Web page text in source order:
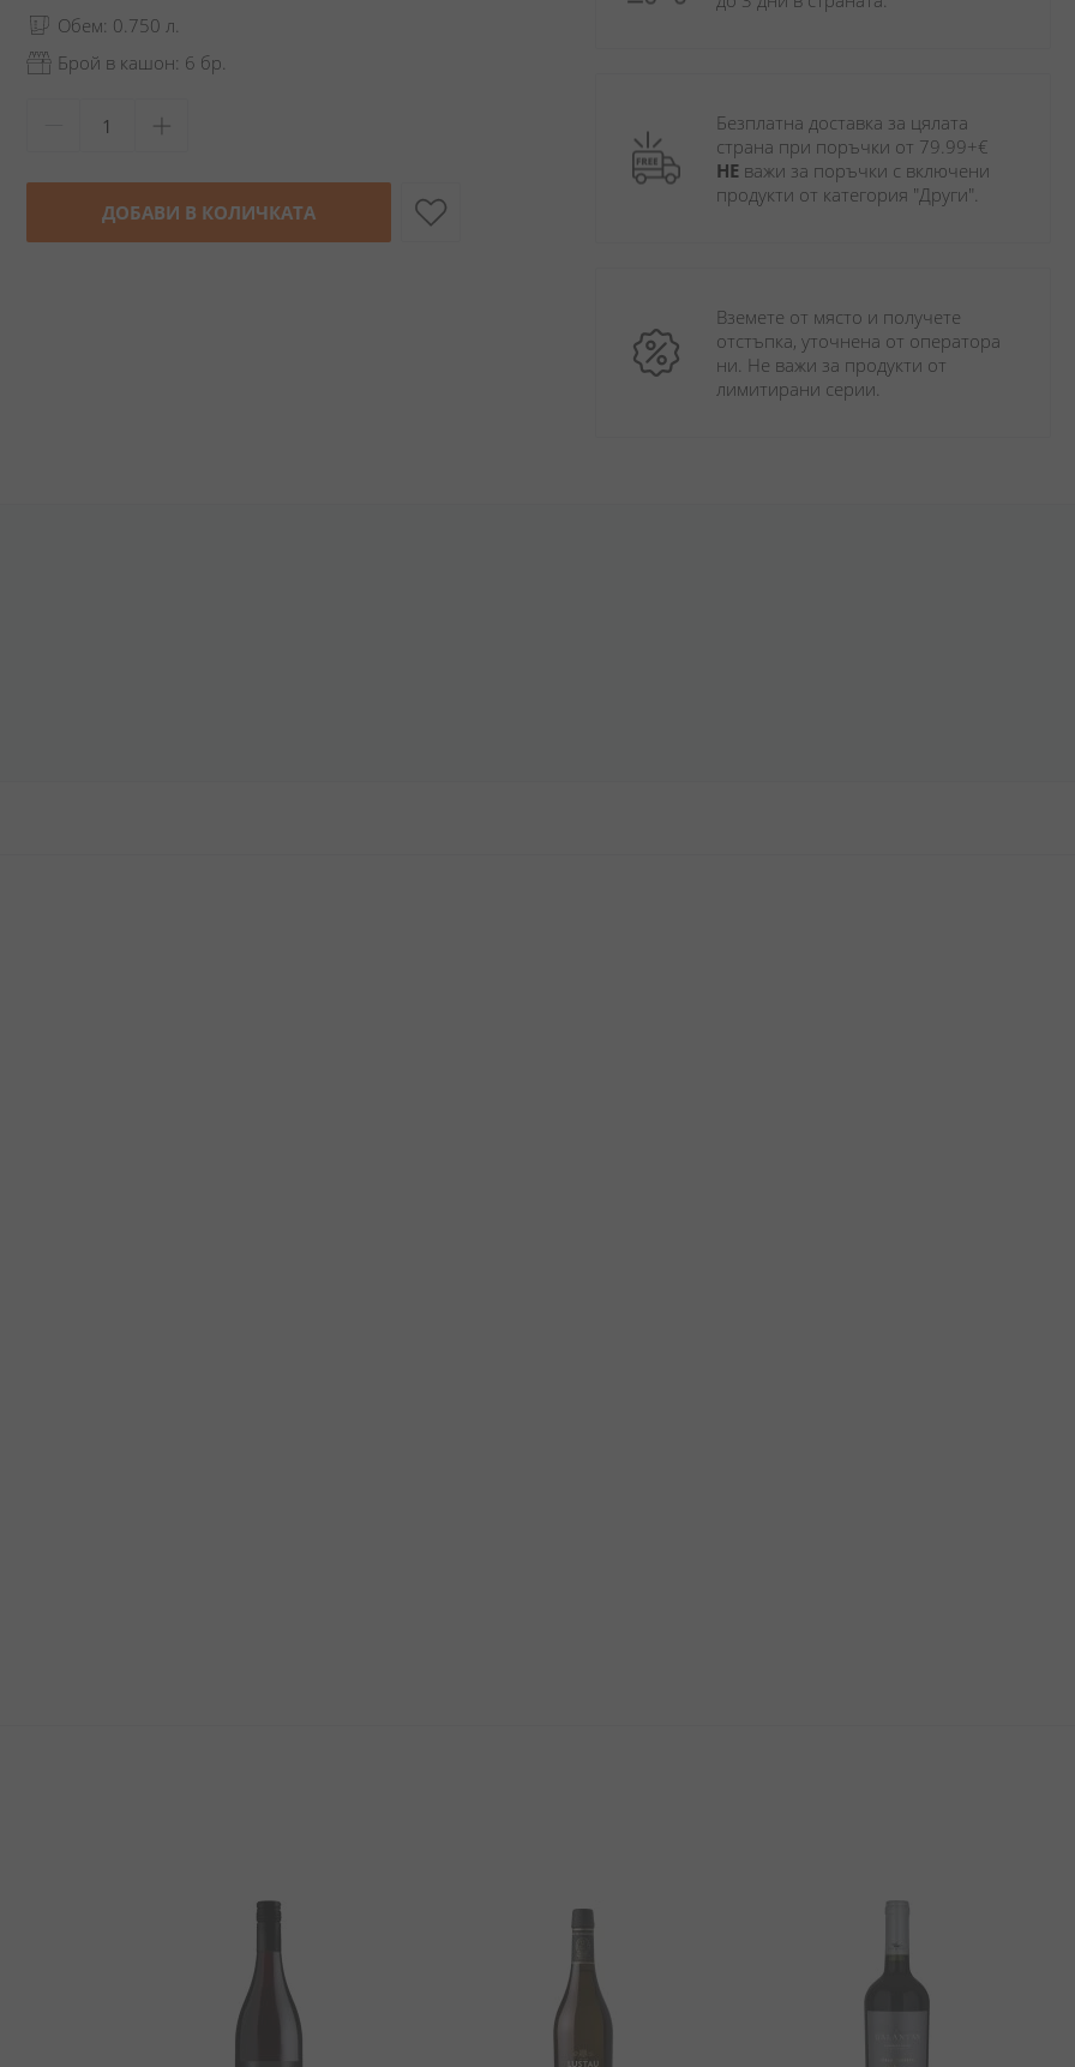
Обем: 0.750 л.
Брой в кашон: 6 бр.
ДОБАВИ В КОЛИЧКАТА
Безплатна доставка за цялата
НЕ важи за поръчки с включени
продукти от категория "Други".
Вземете от място и получете
отстъпка, уточнена от оператора
ни. Не важи за продукти от
лимитирани серии.